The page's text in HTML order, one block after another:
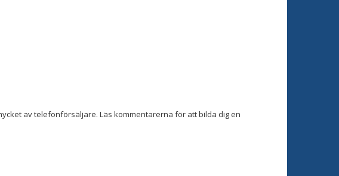
av telefonförsäljare. Läs kommentarerna för att bilda dig en